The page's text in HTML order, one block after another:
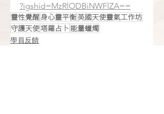
?igshid=MzRlODBiNWFlZA==
靈性覺醒身心靈平衡英國天使靈氣工作坊
守護天使塔羅占卜能量蠟燭
學員反饋